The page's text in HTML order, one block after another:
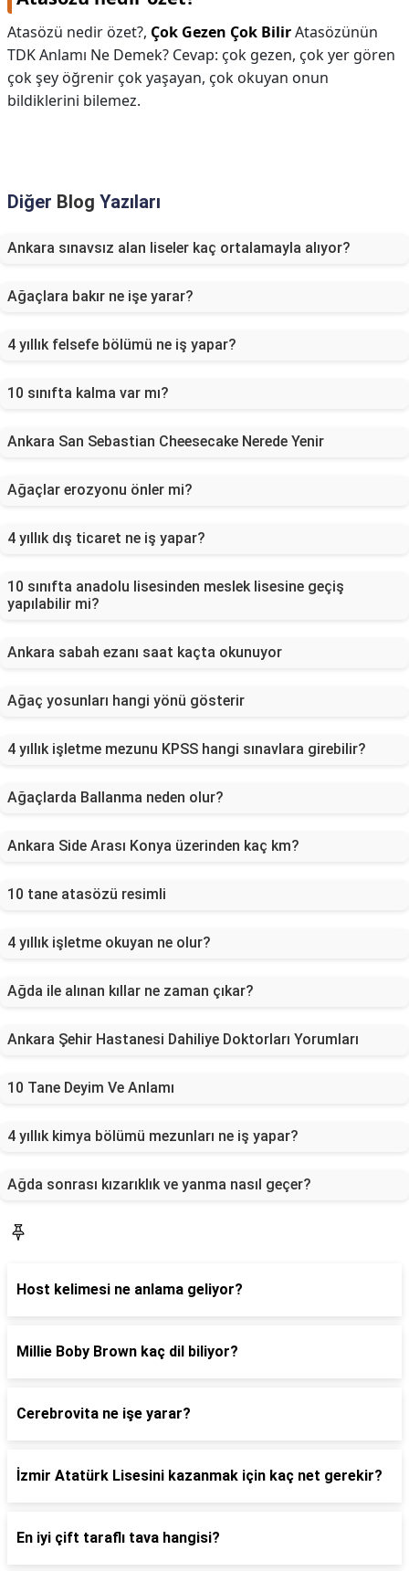
Atasözü nedir özet?, Çok Gezen Çok BilirAtasözünün
TDK Anlamı Ne Demek? Cevap: çok gezen, çok yer gören
çok şey öğrenir çok yaşayan, çok okuyan onun
bildiklerini bilemez.
Diğer Blog Yazıları
Ankara sınavsız alan liseler kaç ortalamayla alıyor?
Ağaçlara bakır ne işe yarar?
4 yıllık felsefe bölümü ne iş yapar?
10 sınıfta kalma var mı?
Ankara San Sebastian Cheesecake Nerede Yenir
Ağaçlar erozyonu önler mi?
4 yıllık dış ticaret ne iş yapar?
10 sınıfta anadolu lisesinden meslek lisesine geçiş
yapılabilir mi?
Ankara sabah ezanı saat kaçta okunuyor
Ağaç yosunları hangi yönü gösterir
4 yıllık işletme mezunu KPSS hangi sınavlara girebilir?
Ağaçlarda Ballanma neden olur?
Ankara Side Arası Konya üzerinden kaç km?
10 tane atasözü resimli
4 yıllık işletme okuyan ne olur?
Ağda ile alınan kıllar ne zaman çıkar?
Ankara Şehir Hastanesi Dahiliye Doktorları Yorumları
10 Tane Deyim Ve Anlamı
4 yıllık kimya bölümü mezunları ne iş yapar?
Ağda sonrası kızarıklık ve yanma nasıl geçer?
Host kelimesi ne anlama geliyor?
Millie Boby Brown kaç dil biliyor?
Cerebrovita ne işe yarar?
İzmir Atatürk Lisesini kazanmak için kaç net gerekir?
En iyi çift taraflı tava hangisi?